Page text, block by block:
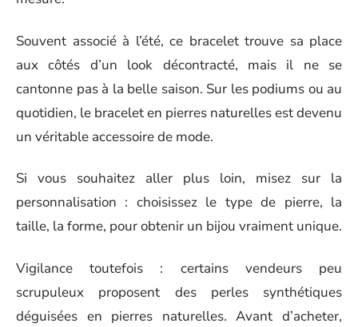
Souvent associé à l’été, ce bracelet trouve sa place
aux côtés d’un look décontracté, mais il ne se
cantonne pas à la belle saison. Sur les podiums ou au
quotidien, le bracelet en pierres naturelles est devenu
un véritable accessoire de mode.
Si vous souhaitez aller plus loin, misez sur la
personnalisation : choisissez le type de pierre, la
taille, la forme, pour obtenir un bijou vraiment unique.
Vigilance toutefois : certains vendeurs peu
scrupuleux proposent des perles synthétiques
déguisées en pierres naturelles. Avant d’acheter,